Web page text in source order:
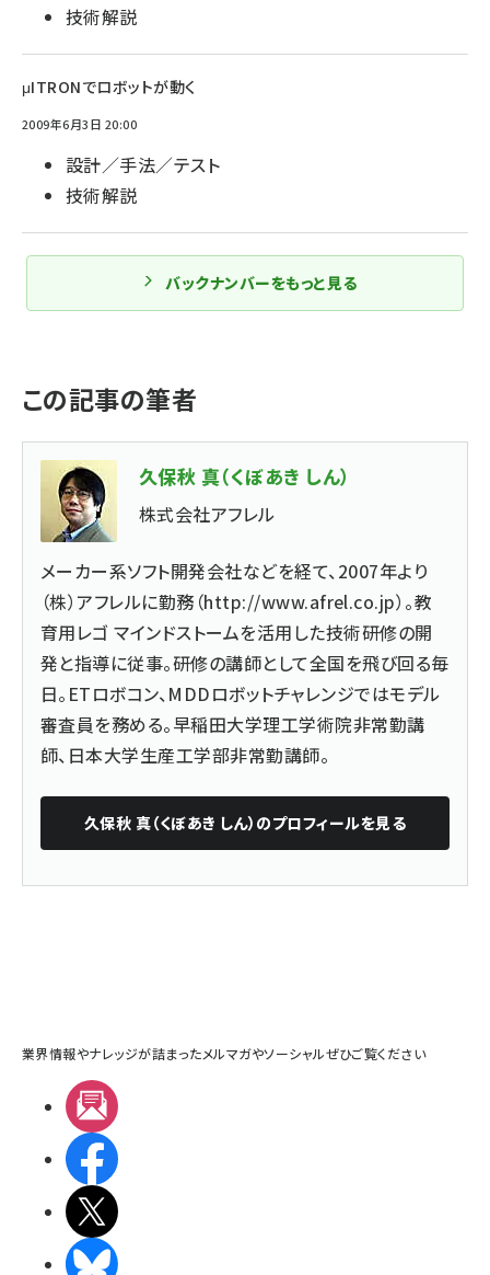
技術解説
μITRONでロボットが動く
2009年6月3日 20:00
設計／手法／テスト
技術解説
バックナンバーをもっと見る
この記事の筆者
久保秋 真（くぼあき しん）
株式会社アフレル
メーカー系ソフト開発会社などを経て、2007年より
（株）アフレルに勤務（http://www.afrel.co.jp）。教
育用レゴ マインドストームを活用した技術研修の開
発と指導に従事。研修の講師として全国を飛び回る毎
日。ETロボコン、MDDロボットチャレンジではモデル
審査員を務める。早稲田大学理工学術院非常勤講
師、日本大学生産工学部非常勤講師。
久保秋 真（くぼあき しん） のプロフィールを見る
業界情報やナレッジが詰まったメルマガやソーシャルぜひご覧ください